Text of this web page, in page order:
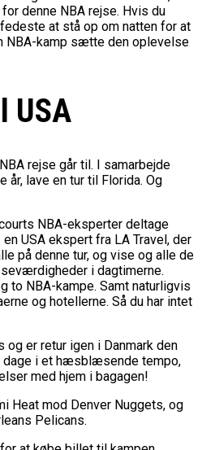
I Minicopa Endesa´s
Stjerne Skifter Til
Sender Stjernespiller
League
Af Stien For Fremtiden”
Giver Danmark Den
Karakter For Skuffende
Den Georgiske Og Finske
Danmark Skal Møde I
Supertalent
Til Grundspillets
Bakken Bears
Porto Efter Dobbelt
Bears Skuffer Igen I
Og Nærmer Sig Tidligt
Bears Åbner FIBA Europe
Med Smalt Nederlag
Noah Nørgaard Slutter
Topscorer Til Youth
League
Tenerife-Talent Med Ny
Nørgaard Og Tenerife Fik
Start På Youth
League: “Vores Mål
Vinde Turneringen”
Tenerife-Stortalent
Stort I Debut I Youth
League
Hapoel Og Valencia
Europæisk Topbasket
Dansk Stjerne Skifter Til
EuroCup-Klub
– Skifter Til
Champions League
Tobias Jensen Fik
Stopper På
Noah Nørgaard
Mod Mægtige Real Madrid I
Kvartfinale
EM-Deltagelse I Fare:
Usikkerheder Lige Nu
Kvindelandshold Skal Have
Udtaget Til Bruttotruppen
Georgien
2023 All-Second Team
All Star-Hold Offentliggjort
Er Verdensmester For
Gang
Vinder VM-Bronze Efter
Overtidsdrama Mod
Lege
Omgange OL
Basketliga-Spillere
Til Sydsudansk OL-
Team USA Samler
OL 2024: Se
Og Sæt Krydser I Din
Her Er Alle
Har Købt Rettighederne
Sender
U15-Trup Til Jr. NBA
Til Sommer
Til Virkelighed: Vejen
Klub Rykker Op I
denne NBA rejse. Hvis du
at stå op om natten for at
NBA-kamp sætte den oplevelse
USA
rejse går til. I samarbejde
år, lave en tur til Florida. Og
NBA-eksperter deltage
USA ekspert fra LA Travel, der
på denne tur, og vise og alle de
i dagtimerne.
to NBA-kampe. Samt naturligvis
og hotellerne. Så du har intet
er retur igen i Danmark den
dage i et hæsblæsende tempo,
med hjem i bagagen!
Heat mod Denver Nuggets, og
Pelicans.